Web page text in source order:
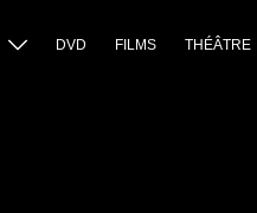
DVD FILMS THÉÂTRE